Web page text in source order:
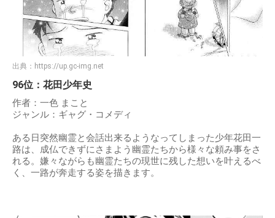
出典： https://up.gc-img.net
96位：花田少年史
作者：一色 まこと
ジャンル：ギャグ・コメディ
ある日突然幽霊と会話出来るようなってしまった少年花田一
路は、成仏できずにさまよう幽霊たちから様々な頼み事をさ
れる。嫌々ながらも幽霊たちの現世に残した想いを叶えるべ
く、一路が奔走する姿を描きます。